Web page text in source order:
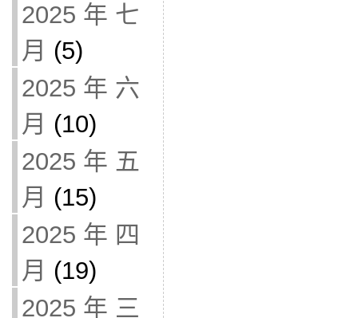
2025 年 七
月 (5)
2025 年 六
月 (10)
2025 年 五
月 (15)
2025 年 四
月 (19)
2025 年 三